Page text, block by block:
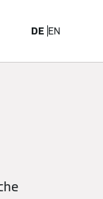
DE EN